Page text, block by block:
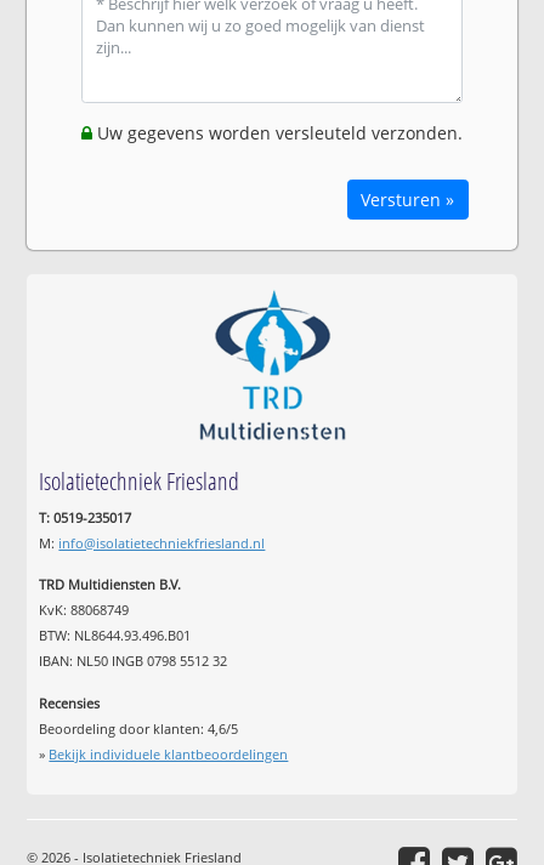
Uw gegevens worden versleuteld verzonden.
Versturen »
Isolatietechniek Friesland
T: 0519-235017
M: info@isolatietechniekfriesland.nl
TRD Multidiensten B.V.
KvK: 88068749
BTW: NL8644.93.496.B01
IBAN: NL50 INGB 0798 5512 32
Recensies
Beoordeling door klanten:4,6/5
» Bekijk individuele klantbeoordelingen
© 2026 - Isolatietechniek Friesland